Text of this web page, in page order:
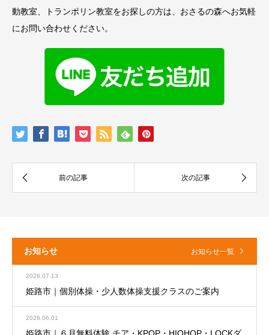
動教室、トランポリン教室をお探しの方は、おさるの森へお気軽
にお問い合わせください。
お知らせ お知らせ一覧
2026.07.13
姫路市｜個別体操・少人数体操支援クラスのご案内
2026.06.01